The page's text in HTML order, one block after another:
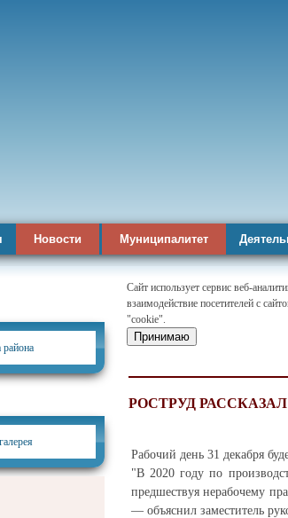
Новости Муниципалитет
Сайт использует сервис веб-
взаимодействие посетителей с
"cookie".
Принимаю
РОСТРУД
Рабочий день 31 декабря
"В 2020 году по
предшествуя нерабочему
— объяснил заместитель